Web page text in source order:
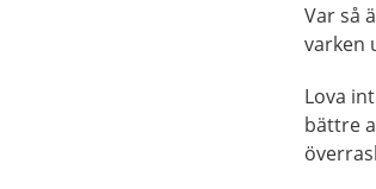
Var så
varken
Lova
bättre